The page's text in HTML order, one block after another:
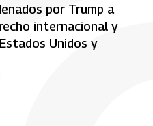
por Trump a
internacional y
Unidos y